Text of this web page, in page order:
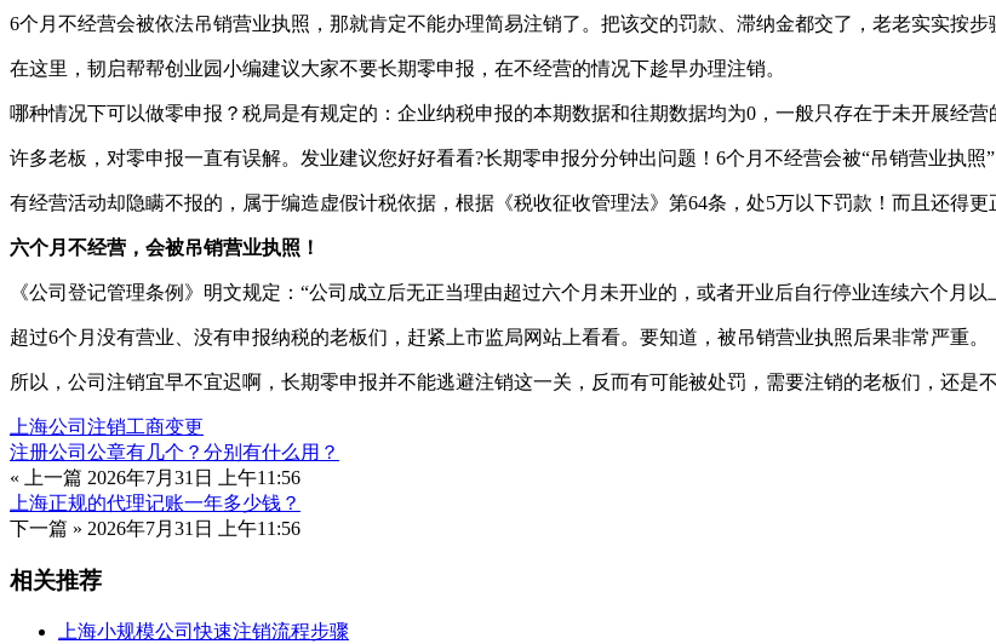
6个月不经营会被依法吊销营业执照，那就肯定不能办理简易注销了。把该交的罚款、滞纳金都交了，老老实实按步
在这里，韧启帮帮创业园小编建议大家不要长期零申报，在不经营的情况下趁早办理注销。
哪种情况下可以做零申报？税局是有规定的：企业纳税申报的本期数据和往期数据均为0，一般只存在于未开展经营
许多老板，对零申报一直有误解。发业建议您好好看看?长期零申报分分钟出问题！6个月不经营会被“吊销营业执照”
有经营活动却隐瞒不报的，属于编造虚假计税依据，根据《税收征收管理法》第64条，处5万以下罚款！而且还得更
六个月不经营，会被吊销营业执照！
《公司登记管理条例》明文规定：“公司成立后无正当理由超过六个月未开业的，或者开业后自行停业连续六个月
超过6个月没有营业、没有申报纳税的老板们，赶紧上市监局网站上看看。要知道，被吊销营业执照后果非常严重。
所以，公司注销宜早不宜迟啊，长期零申报并不能逃避注销这一关，反而有可能被处罚，需要注销的老板们，还是
上海公司注销工商变更
注册公司公章有几个？分别有什么用？
« 上一篇 2026年7月31日 上午11:56
上海正规的代理记账一年多少钱？
下一篇 » 2026年7月31日 上午11:56
相关推荐
上海小规模公司快速注销流程步骤